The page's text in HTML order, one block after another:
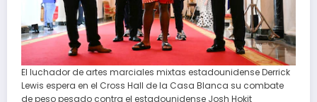
El luchador de artes marciales mixtas estadounidense Derrick
Lewis espera en el Cross Hall de la Casa Blanca su combate
de peso pesado contra el estadounidense Josh Hokit